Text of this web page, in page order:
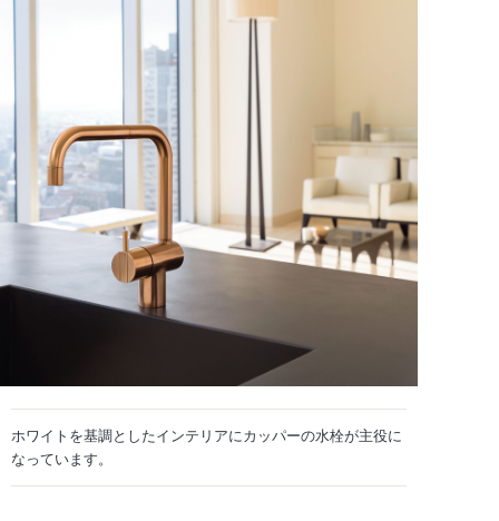
ホワイトを基調としたインテリアにカッパーの水栓が主役に
なっています。